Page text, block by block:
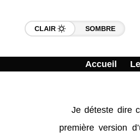
CLAIR SOMBRE
Accueil
Je déteste dire
première version